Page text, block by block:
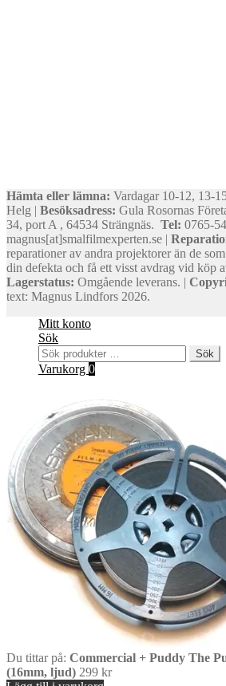
Hämta eller lämna: Vardagar 10-12, 13-
Helg | Besöksadress: Gula Rosornas
34, port A , 64534 Strängnäs. Tel: 0765-
magnus[at]smalfilmexperten.se |
reparationer av andra projektorer än de
din defekta och få ett visst avdrag vid köp
Lagerstatus: Omgående leverans. |
text: Magnus Lindfors 2026.
Mitt konto
Sök
Sök
efter:
Sök
Varukorg 0
Du tittar på: Commercial + Puddy The
(16mm, ljud) 299 kr